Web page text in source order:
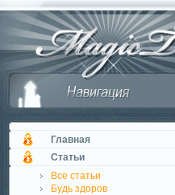
Главная
Статьи
Все статьи
Будь здоров